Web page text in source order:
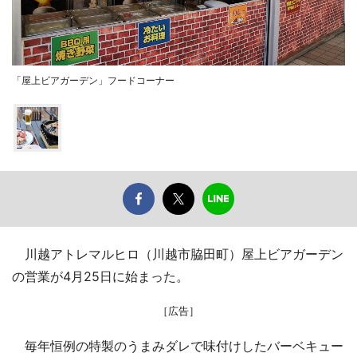
「屋上ビアガーデン」フードコーナー
川越アトレマルヒロ（川越市脇田町）屋上ビアガーデン
の営業が4月25日に始まった。
［広告］
毎年恒例の特製のうまみダレで味付けしたバーベキュー